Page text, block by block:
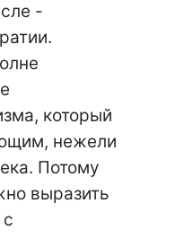
-
который
нежели
Потому
выразить